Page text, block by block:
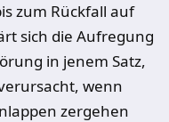
zum Rückfall auf
sich die Aufregung
in jenem Satz,
wenn
zergehen